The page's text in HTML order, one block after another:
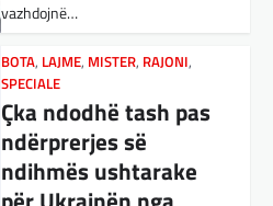
vazhdojnë…
BOTA, LAJME, MISTER, RAJONI,
SPECIALE
Çka ndodhë tash pas
ndërprerjes së
ndihmës ushtarake
Nga Preç Zogaj Me rikthimin e
Presidenti Tramp po e trondit
status-quonë ndërkombëtare të
miqësive,…
FUN,KULTURË ,LAJME,MISTER,
OPINIONE,SPECIALE